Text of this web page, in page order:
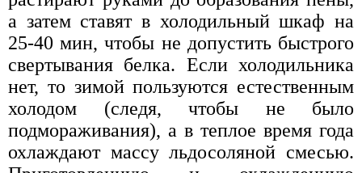
а затем ставят в холодильный шкаф на
25-40 мин, чтобы не допустить быстрого
свертывания белка. Если холодильника
нет, то зимой пользуются естественным
холодом (следя, чтобы не было
подмораживания), а в теплое время года
охлаждают массу льдосоляной смесью.